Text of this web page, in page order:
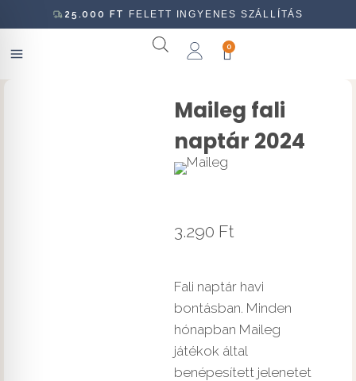
25.000 FT FELETT INGYENES SZÁLLÍTÁS
0
Maileg fali
naptár 2024
3.290 Ft
Fali naptár havi
bontásban. Minden
hónapban Maileg
játékok által
benépesített jelenetet